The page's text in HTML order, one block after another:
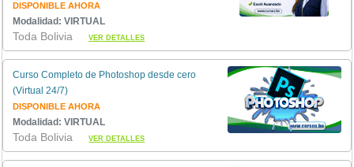
DISPONIBLE AHORA
Modalidad: VIRTUAL
Toda BoliviaVER DETALLES
Curso Completo de Photoshop desde cero
(Virtual 24/7)
DISPONIBLE AHORA
Modalidad: VIRTUAL
Toda BoliviaVER DETALLES